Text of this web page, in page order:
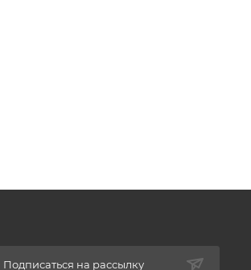
Подписаться на рассылку